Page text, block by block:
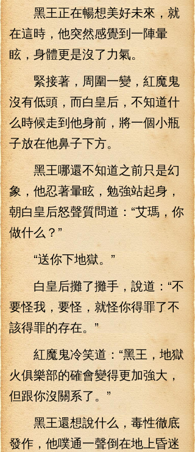
黑王正在暢想美好未來，就
在這時，他突然感覺到一陣暈
眩，身體更是沒了力氣。
緊接著，周圍一變，紅魔鬼
沒有低頭，而白皇后，不知道什
么時候走到他身前，將一個小瓶
子放在他鼻子下方。
黑王哪還不知道之前只是幻
象，他忍著暈眩，勉強站起身，
朝白皇后怒聲質問道：“艾瑪，你
做什么？”
“送你下地獄。”
白皇后攤了攤手，說道：“不
要怪我，要怪，就怪你得罪了不
該得罪的存在。”
紅魔鬼冷笑道：“黑王，地獄
火俱樂部的確會變得更加強大，
但跟你沒關系了。”
黑王還想說什么，毒性徹底
發作，他噗通一聲倒在地上昏迷